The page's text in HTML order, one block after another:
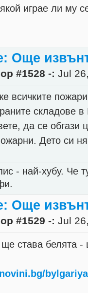
играе ли му
Още
#1528 -: Jul
всичките
складове
да се обгази
Дето си
- най-хубу. Че
Още
#1529 -: Jul
ще става белята -